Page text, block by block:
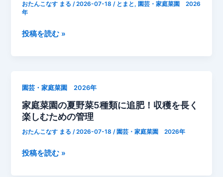
おたんこなす まる/2026-07-18/ とまと , 園芸・家庭菜園 2026
年
2026
日
と
ま
と
柱
投稿を読む »
園芸・家庭菜園 2026年
家庭菜園の夏野菜5種類に追肥！収穫を長く
楽しむための管理
おたんこなす まる/2026-07-18/ 園芸・家庭菜園 2026年
家
投稿を読む »